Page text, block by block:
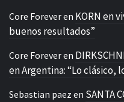
Core Foreveren KORN en
buenos resultados”
Core Foreveren
en Argentina: “Lo clásico,
Sebastian paez en SANTA